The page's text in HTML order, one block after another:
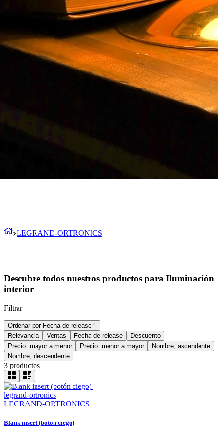
LEGRAND-ORTRONICS
Descubre todos nuestros productos para Iluminación
interior
Filtrar
Ordenar por Fecha de release
Relevancia
Ventas Fecha de release
Descuento
Precio: mayor a menor
Precio: menor a mayor
Nombre, ascendente
Nombre, descendente
3 productos
LEGRAND-ORTRONICS
Blank insert (botón ciego)